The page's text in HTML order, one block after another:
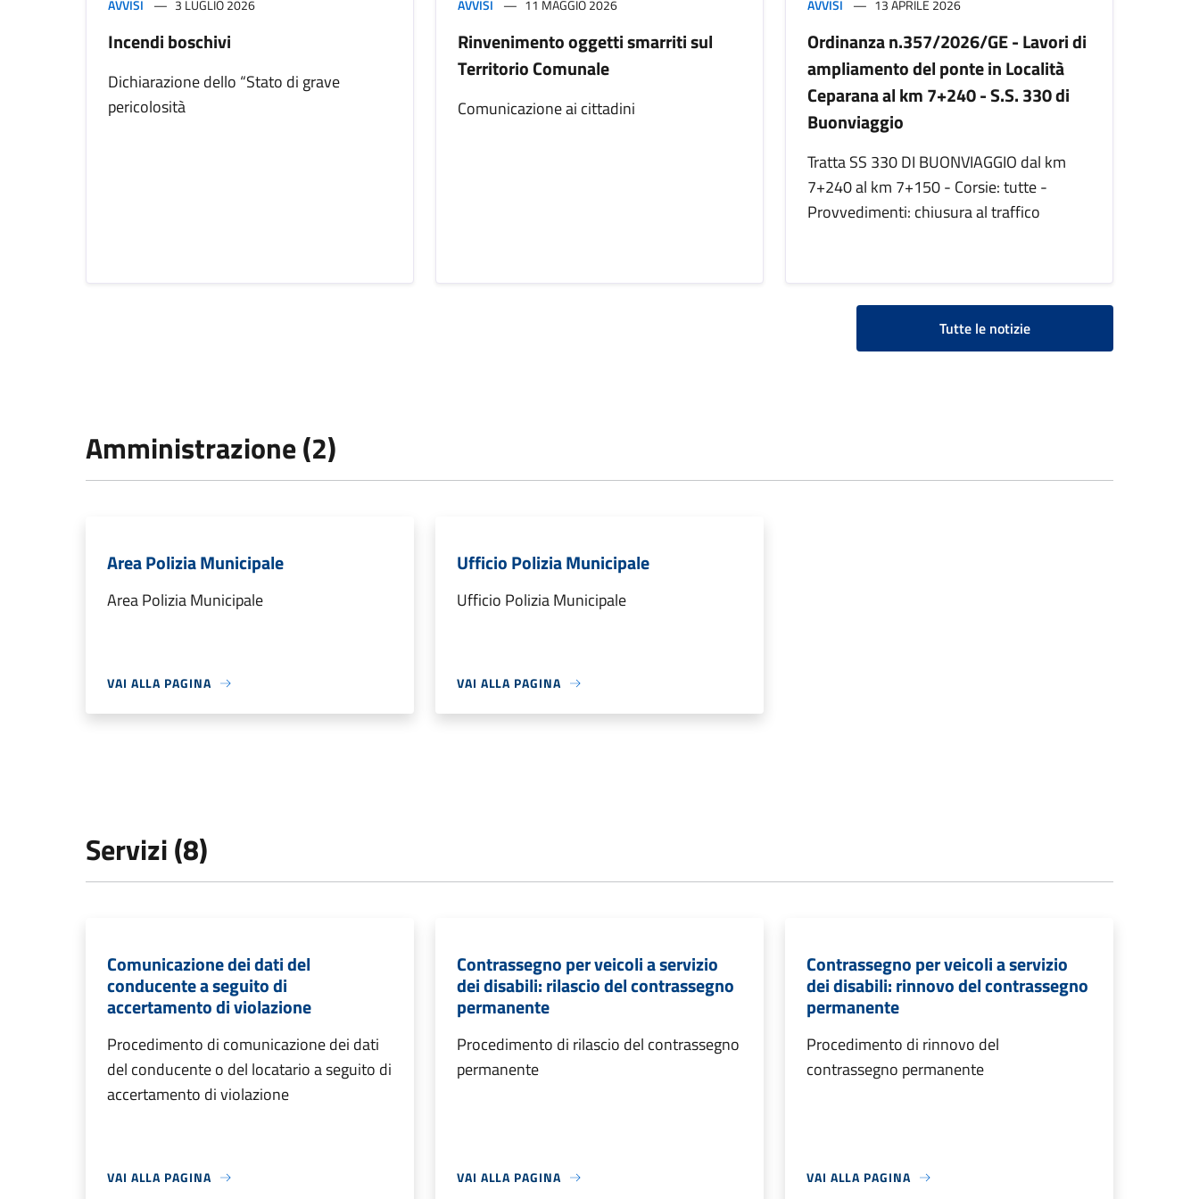
AVVISI 3 LUGLIO 2026
Incendi boschivi
Dichiarazione dello “Stato di grave
pericolosità
AVVISI 11 MAGGIO 2026
Rinvenimento oggetti smarriti sul
Territorio Comunale
Comunicazione ai cittadini
AVVISI 13 APRILE 2026
Ordinanza n.357/2026/GE - Lavori di
ampliamento del ponte in Località
Ceparana al km 7+240 - S.S. 330 di
Buonviaggio
Tratta SS 330 DI BUONVIAGGIO dal km
7+240 al km 7+150 - Corsie: tutte -
Provvedimenti: chiusura al traffico
Tutte le notizie
Amministrazione (2)
Area Polizia Municipale
Area Polizia Municipale
VAI ALLA PAGINA
Ufficio Polizia Municipale
Ufficio Polizia Municipale
VAI ALLA PAGINA
Servizi (8)
Comunicazione dei dati del
conducente a seguito di
accertamento di violazione
Procedimento di comunicazione dei dati
del conducente o del locatario a seguito di
accertamento di violazione
VAI ALLA PAGINA
Contrassegno per veicoli a servizio
dei disabili: rilascio del contrassegno
permanente
Procedimento di rilascio del contrassegno
permanente
VAI ALLA PAGINA
Contrassegno per veicoli a servizio
dei disabili: rinnovo del contrassegno
permanente
Procedimento di rinnovo del
contrassegno permanente
VAI ALLA PAGINA